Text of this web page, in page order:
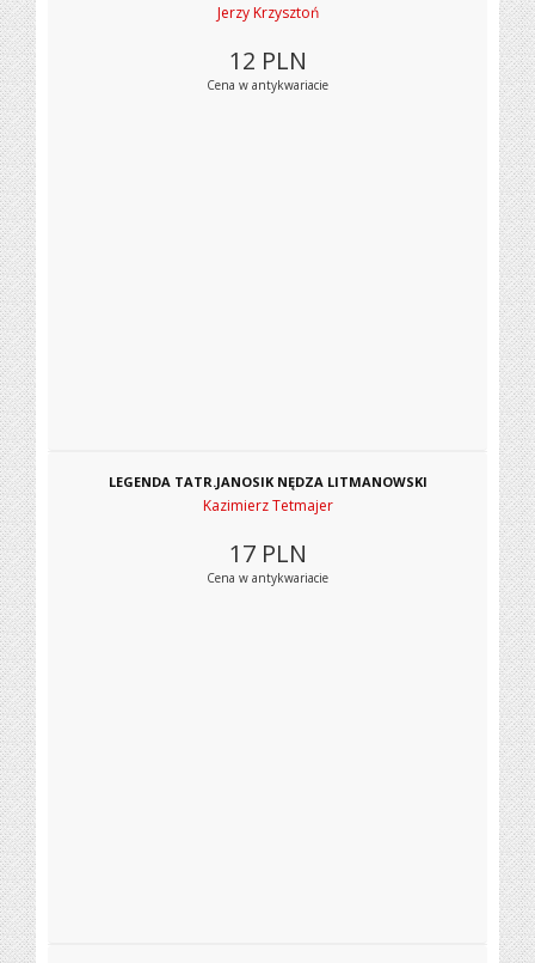
Jerzy Krzysztoń
12 PLN
Cena w antykwariacie
LEGENDA TATR.JANOSIK NĘDZA LITMANOWSKI
Kazimierz Tetmajer
17 PLN
Cena w antykwariacie